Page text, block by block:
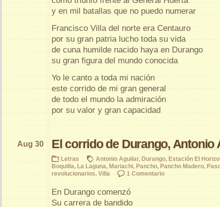
y en mil batallas que no puedo numerar
Francisco Villa del norte era Centauro
por su gran patria lucho toda su vida
de cuna humilde nacido haya en Durango
su gran figura del mundo conocida
Yo le canto a toda mi nación
este corrido de mi gran general
de todo el mundo la admiración
por su valor y gran capacidad
El corrido de Durango, Antonio
Aug 30
Letras Antonio Aguilar, Durango, Estación El
Boquilla, La Laguna, Mariachi, Pancho, Pancho Madero,
revolucionarios, Villa 1 Comentario
En Durango comenzó
Su carrera de bandido